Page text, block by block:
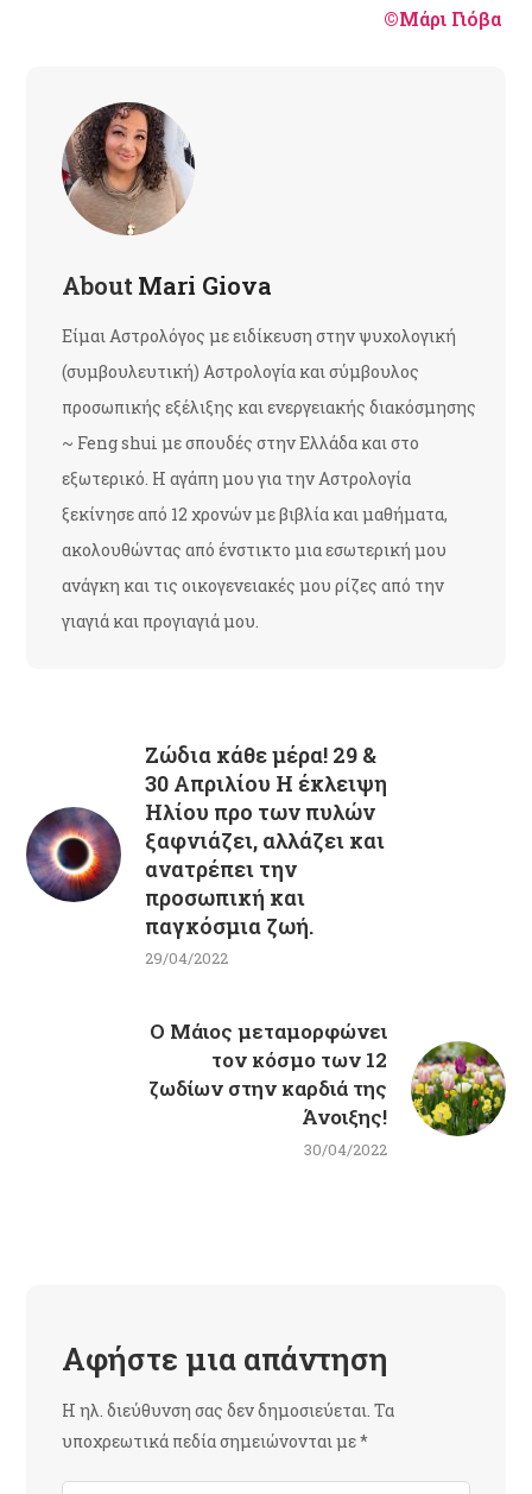
©Μάρι Γιόβα
AboutMari Giova
Είμαι Αστρολόγος με ειδίκευση στην ψυχολογική
(συμβουλευτική) Αστρολογία και σύμβουλος
προσωπικής εξέλιξης και ενεργειακής διακόσμησης
~ Feng shui με σπουδές στην Ελλάδα και στο
εξωτερικό. Η αγάπη μου για την Αστρολογία
ξεκίνησε από 12 χρονών με βιβλία και μαθήματα,
ακολουθώντας από ένστικτο μια εσωτερική μου
ανάγκη και τις οικογενειακές μου ρίζες από την
γιαγιά και προγιαγιά μου.
Ζώδια κάθε μέρα! 29 &
30 Απριλίου Η έκλειψη
Ηλίου προ των πυλών
ξαφνιάζει, αλλάζει και
ανατρέπει την
προσωπική και
παγκόσμια ζωή.
29/04/2022
Ο Μάιος μεταμορφώνει
τον κόσμο των 12
ζωδίων στην καρδιά της
Άνοιξης!
30/04/2022
Αφήστε μια απάντηση
Η ηλ. διεύθυνση σας δεν δημοσιεύεται. Τα
υποχρεωτικά πεδία σημειώνονται με*